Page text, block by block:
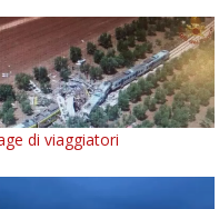
di viaggiatori